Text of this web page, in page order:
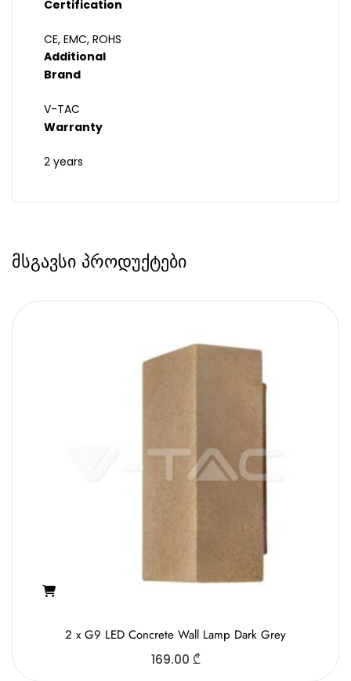
Certification
CE, EMC, ROHS
Additional
Brand
V-TAC
Warranty
2 years
მსგავსი პროდუქტები
2 x G9 LED Concrete Wall Lamp Dark Grey
169.00 ₾